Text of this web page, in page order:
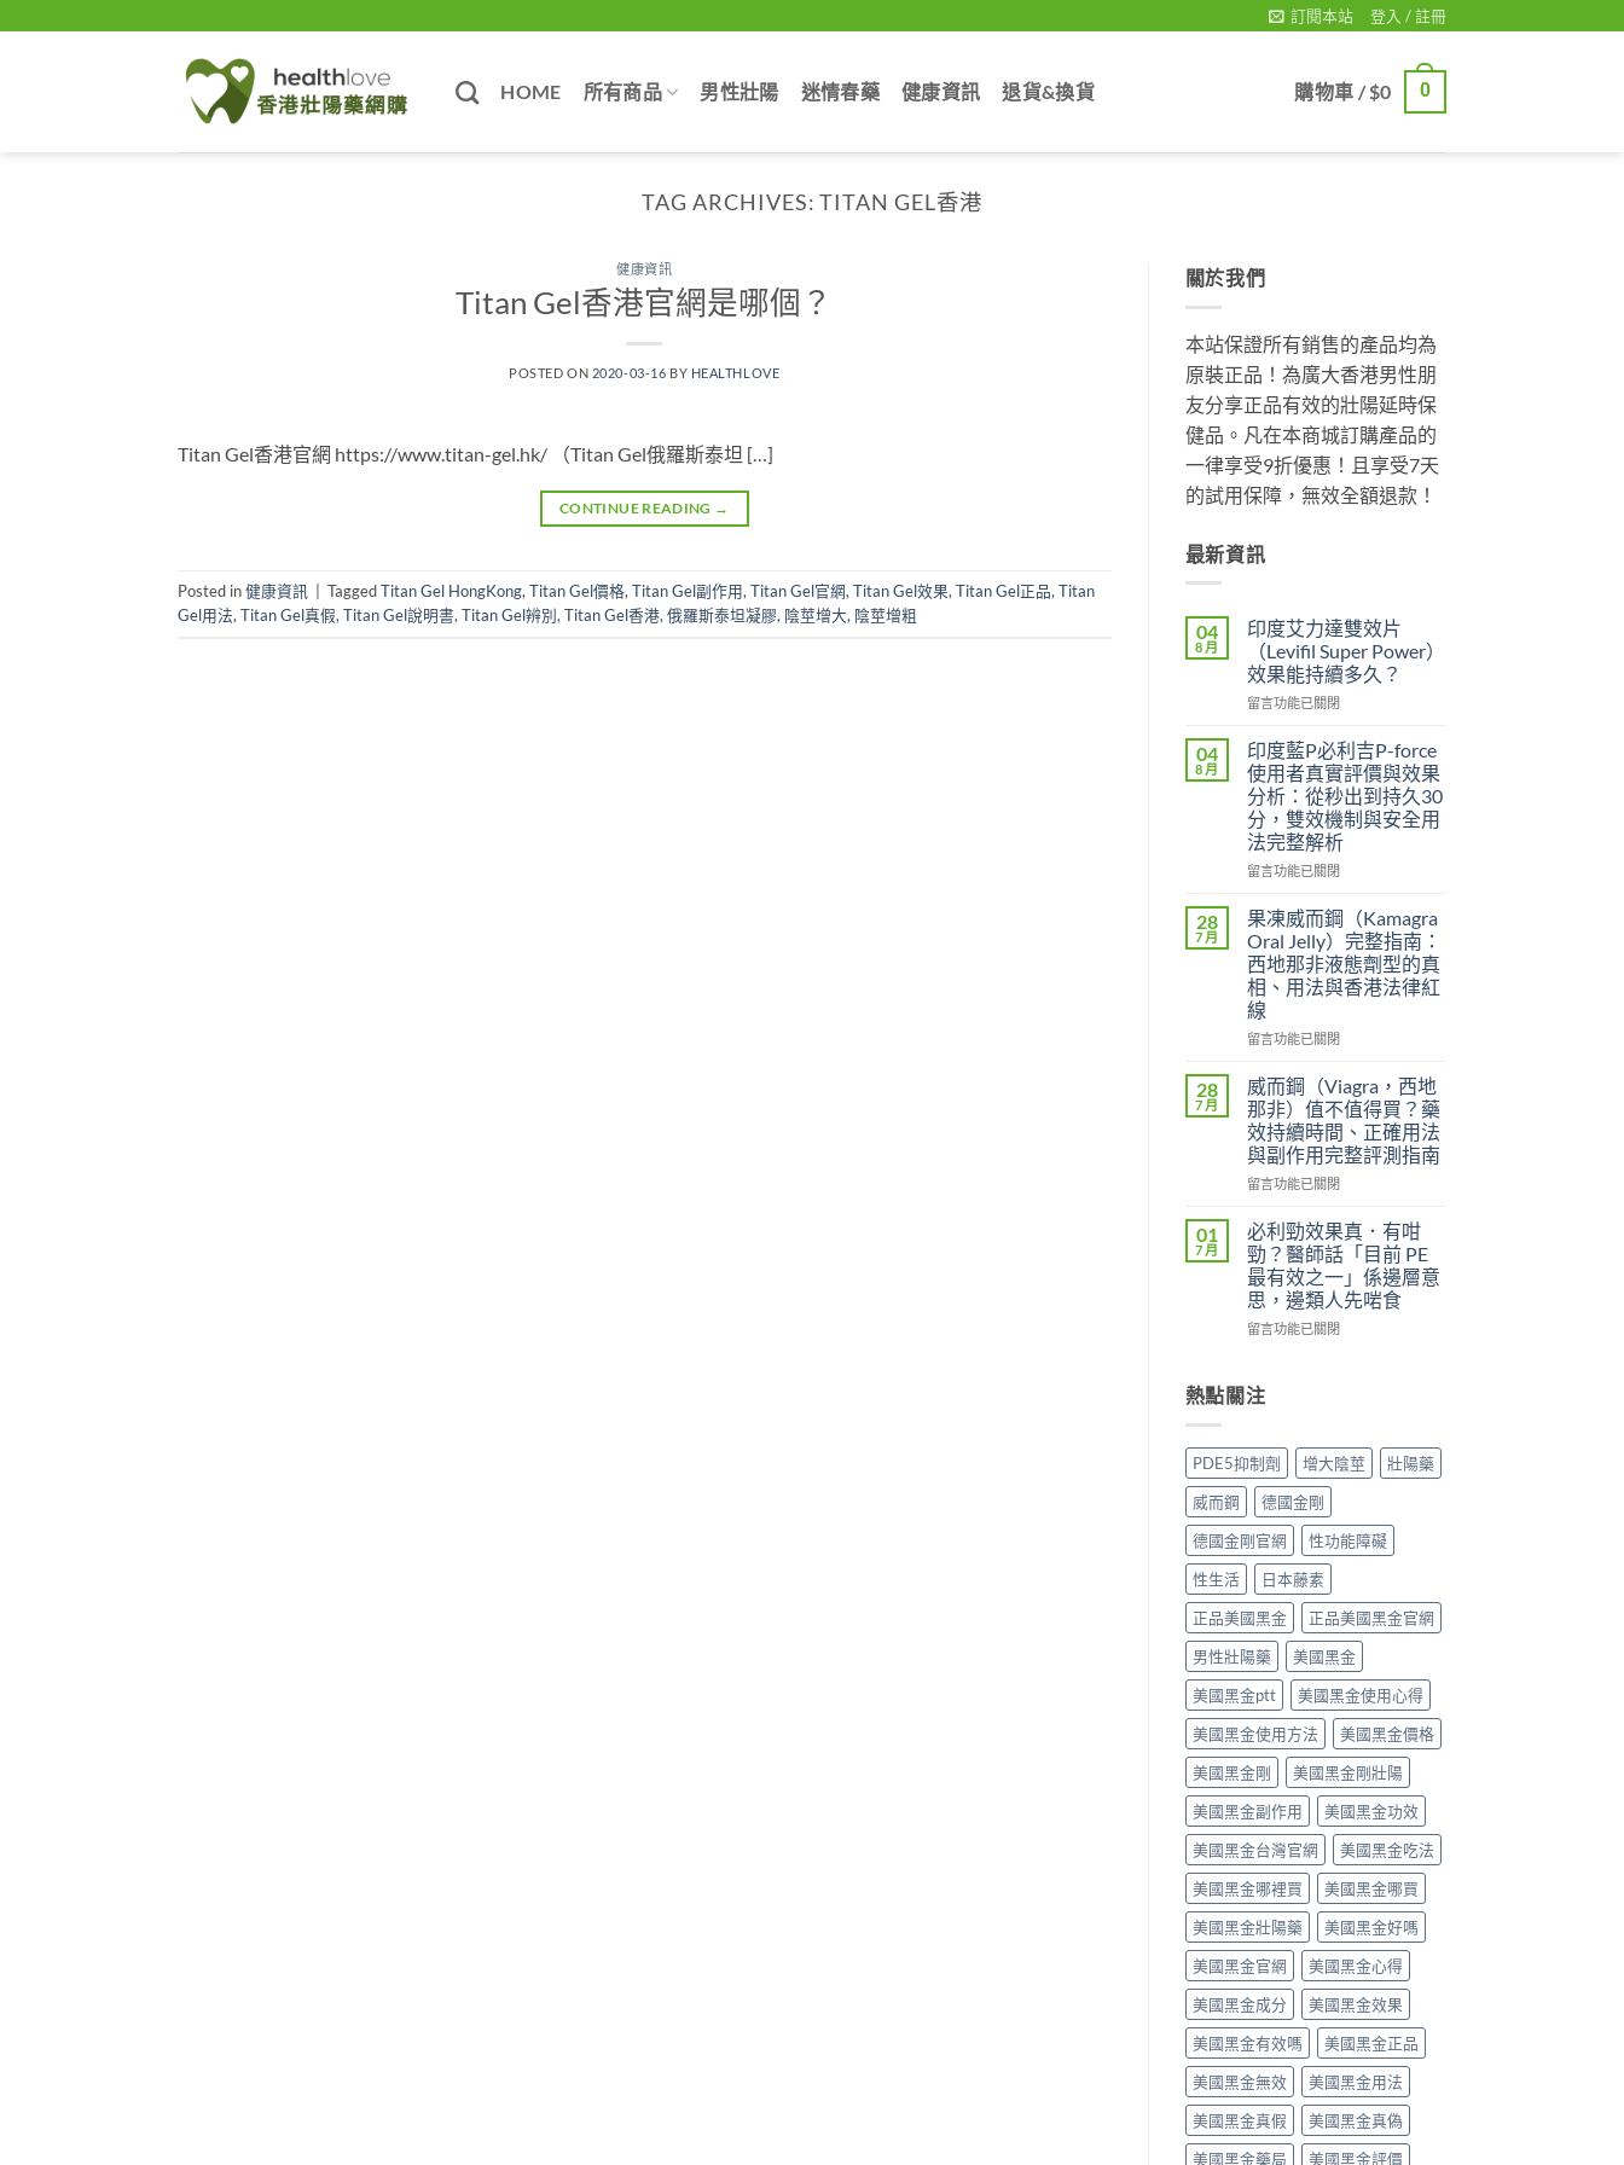
訂閱本站 登入 / 註冊
HOME 所有商品 男性壯陽 迷情春藥 健康資訊 退貨&換貨 購物車 /$0 0
TAG ARCHIVES:TITAN GEL香港
健康資訊
Titan Gel香港官網是哪個？
POSTED ON 2020-03-16 BY HEALTHLOVE
Titan Gel香港官網 https://www.titan-gel.hk/ （Titan Gel俄羅斯泰坦 […]
CONTINUE READING →
Posted in健康資訊 TaggedTitan Gel HongKong, Titan Gel價格, Titan Gel副作用, Titan Gel官網, Titan Gel效果, Titan Gel正品, Titan
Gel用法, Titan Gel真假, Titan Gel說明書, Titan Gel辨別, Titan Gel香港, 俄羅斯泰坦凝膠, 陰莖增大, 陰莖增粗
關於我們
本站保證所有銷售的產品均為
原裝正品！為廣大香港男性朋
友分享正品有效的壯陽延時保
健品。凡在本商城訂購產品的
一律享受9折優惠！且享受7天
的試用保障，無效全額退款！
最新資訊
04
8 月
印度艾力達雙效片
（Levifil Super Power）
效果能持續多久？
在
度
艾
力
達
雙
效
片
Super
Power）
效
果
能
持
續
中
留言功能已關閉
04
8 月
印度藍P必利吉P-force
使用者真實評價與效果
分析：從秒出到持久30
分，雙效機制與安全用
法完整解析
在
度
藍
P
必
利
吉
P-
用
者
真
實
評
與
效
果
分
析：
從
到
持
30
分，
雙
機
制
與
安
全
用
法
完
整
解
析〉
中
留言功能已關閉
28
7 月
果凍威而鋼（Kamagra
Oral Jelly）完整指南：
西地那非液態劑型的真
相、用法與香港法律紅
線
在
凍
威
而
鋼
（Kamagra
Oral
完
整
指
南：
西
地
液
態
型
的
真
相、
用
法
與
香
港
法
律
紅
線〉
中
留言功能已關閉
28
7 月
威而鋼（Viagra，西地
那非）值不值得買？藥
效持續時間、正確用法
與副作用完整評測指南
在
而
鋼
（Viagra，
西
地
那
不
值
買？
藥
效
持
續
時
間、
正
確
用
法
與
副
作
用
完
整
評
測
指
南〉
中
留言功能已關閉
01
7 月
必利勁效果真．有咁
勁？醫師話「目前 PE
最有效之一」係邊層意
思，邊類人先啱食
在
勁
效
真．
有
咁
勁？
醫
師
「目
前
PE
最
有
效
之
一」
係
邊
層
意
思，
邊
類
人
先
啱
食〉
中
留言功能已關閉
熱點關注
PDE5抑制劑 增大陰莖
壯陽藥
威而鋼
德國金剛
德國金剛官網
性功能障礙
性生活
日本藤素
正品美國黑金
正品美國黑金官網
男性壯陽藥
美國黑金
美國黑金ptt
美國黑金使用心得
美國黑金使用方法
美國黑金價格
美國黑金剛
美國黑金剛壯陽
美國黑金副作用
美國黑金功效
美國黑金台灣官網
美國黑金吃法
美國黑金哪裡買
美國黑金哪買
美國黑金壯陽藥
美國黑金好嗎
美國黑金官網
美國黑金心得
美國黑金成分
美國黑金效果
美國黑金有效嗎
美國黑金正品
美國黑金無效
美國黑金用法
美國黑金真假
美國黑金真偽
美國黑金藥局
美國黑金評價